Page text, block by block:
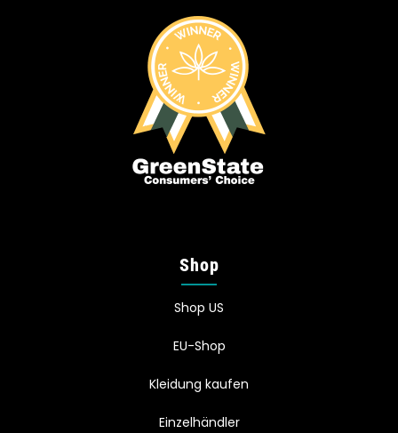
Shop
Shop US
EU-Shop
Kleidung kaufen
Einzelhändler